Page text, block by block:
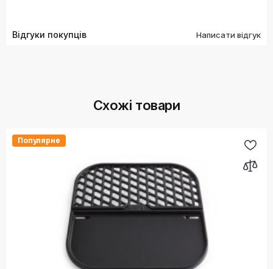
Відгуки покупців Написати відгук
Схожі товари
Популярне